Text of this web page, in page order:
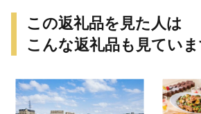
この返礼品を見た人は
こんな返礼品も見てい